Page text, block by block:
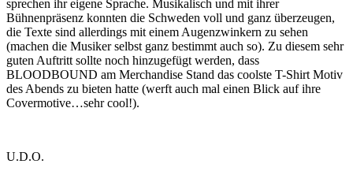
sprechen ihr eigene Sprache. Musikalisch und mit ihrer
Bühnenpräsenz konnten die Schweden voll und ganz überzeugen,
die Texte sind allerdings mit einem Augenzwinkern zu sehen
(machen die Musiker selbst ganz bestimmt auch so). Zu diesem sehr
guten Auftritt sollte noch hinzugefügt werden, dass
BLOODBOUND am Merchandise Stand das coolste T-Shirt Motiv
des Abends zu bieten hatte (werft auch mal einen Blick auf ihre
Covermotive…sehr cool!).
U.D.O.